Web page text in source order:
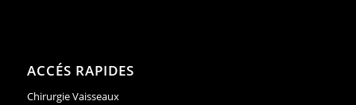
ACCÉS RAPIDES
Chirurgie Vaisseaux